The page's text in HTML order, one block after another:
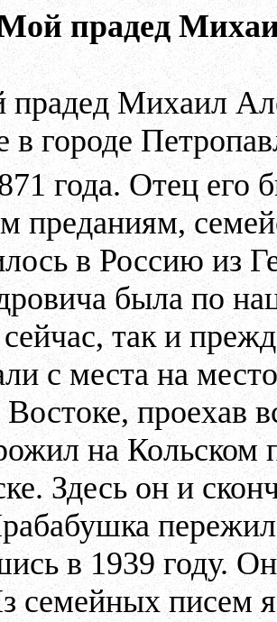
прадед
Михаил
в городе
года. Отец его
преданиям,
в Россию из
была по
так и
с места на
проехав
на Кольском
Здесь он и
в 1939 году.
семейных писем